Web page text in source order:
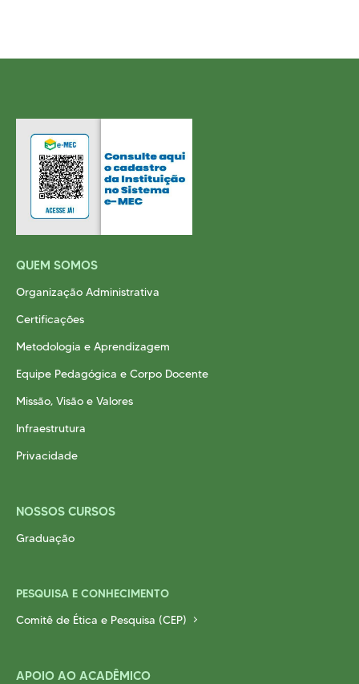
QUEM SOMOS
Organização Administrativa
Certificações
Metodologia e Aprendizagem
Equipe Pedagógica e Corpo Docente
Missão, Visão e Valores
Infraestrutura
Privacidade
NOSSOS CURSOS
Graduação
PESQUISA E CONHECIMENTO
Comitê de Ética e Pesquisa (CEP)
APOIO AO ACADÊMICO